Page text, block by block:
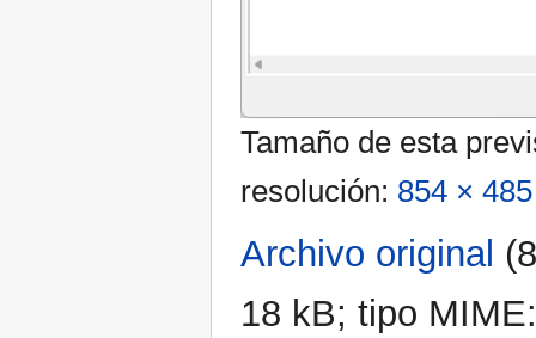
Tamaño de esta
resolución: 854 ×
Archivo original
18 kB; tipo